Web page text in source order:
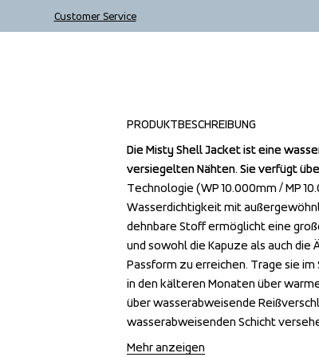
Customer Service
PRODUKTBESCHREIBUNG
Die Misty Shell Jacket ist eine
versiegelten Nähten. Sie verfügt
Technologie (WP 10.000mm / MP
Wasserdichtigkeit mit
dehnbare Stoff ermöglicht eine
und sowohl die Kapuze als auch
Passform zu erreichen. Trage sie
in den kälteren Monaten über
über wasserabweisende
wasserabweisenden Schicht
Die Misty Shell Jacket ist eine
versiegelten Nähten. Sie verfügt
Technologie (WP 10.000mm / MP
Wasserdichtigkeit mit
dehnbare Stoff ermöglicht eine
und sowohl die Kapuze als auch
Passform zu erreichen. Trage sie
in den kälteren Monaten über
über wasserabweisende
wasserabweisenden Schicht
Mehr anzeigen